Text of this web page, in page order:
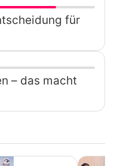
für
– das macht